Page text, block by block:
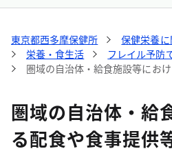
東京都西多摩保健所
保健栄養
栄養・食生活
フレイル予防
圏域の自治体・給食施設等にお
圏域の自治体・給
る配食や食事提供